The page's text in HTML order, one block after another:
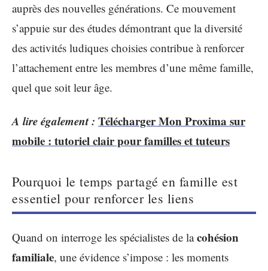
auprès des nouvelles générations. Ce mouvement
s’appuie sur des études démontrant que la diversité
des activités ludiques choisies contribue à renforcer
l’attachement entre les membres d’une même famille,
quel que soit leur âge.
A lire également : Télécharger Mon Proxima sur
mobile : tutoriel clair pour familles et tuteurs
Pourquoi le temps partagé en famille est
essentiel pour renforcer les liens
Quand on interroge les spécialistes de lacohésion
familiale, une évidence s’impose : les moments